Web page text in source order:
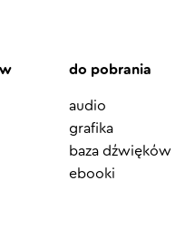
do pobrania
audio
grafika
baza dźwięków
ebooki